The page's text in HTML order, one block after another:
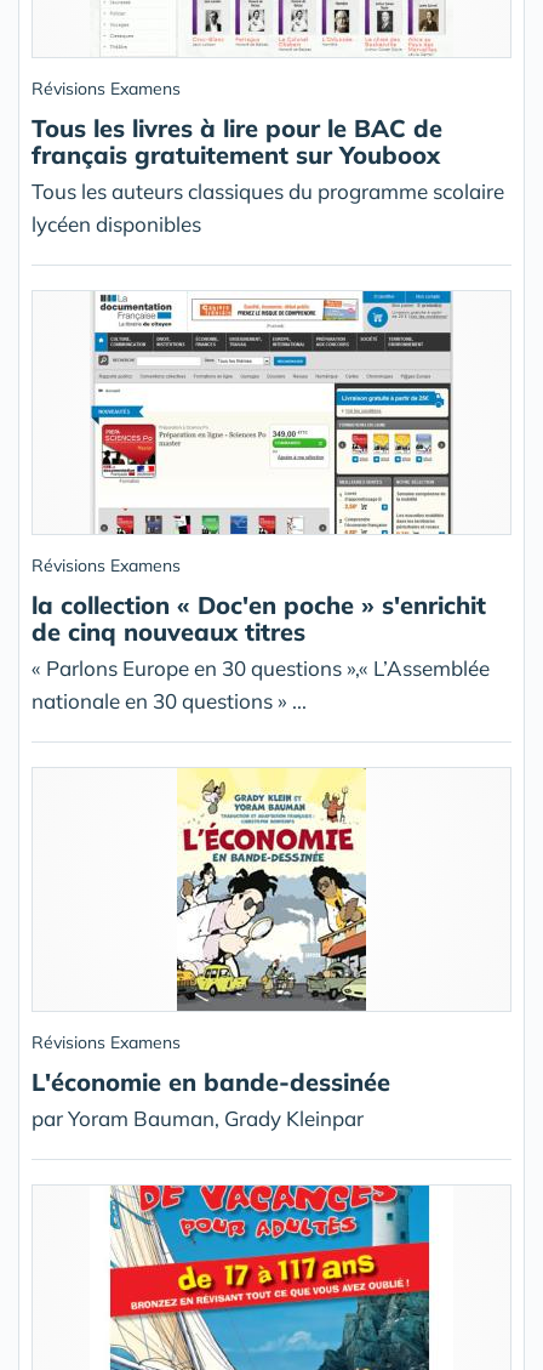
Révisions Examens
Tous les livres à lire pour le BAC de
français gratuitement sur Youboox
Tous les auteurs classiques du programme scolaire
lycéen disponibles
Révisions Examens
la collection « Doc'en poche » s'enrichit
de cinq nouveaux titres
« Parlons Europe en 30 questions »,« L’Assemblée
nationale en 30 questions » ...
Révisions Examens
L'économie en bande-dessinée
par Yoram Bauman, Grady Kleinpar